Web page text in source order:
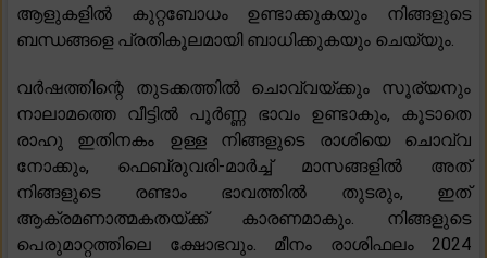
ആളുകളിൽ കുറ്റബോധം ഉണ്ടാക്കുകയും നിങ്ങളുടെ
ബന്ധങ്ങളെ പ്രതികൂലമായി ബാധിക്കുകയും ചെയ്യും.
വർഷത്തിന്റെ തുടക്കത്തിൽ ചൊവ്വയ്ക്കും സൂര്യനും
നാലാമത്തെ വീട്ടിൽ പൂർണ്ണ ഭാവം ഉണ്ടാകും, കൂടാതെ
രാഹു ഇതിനകം ഉള്ള നിങ്ങളുടെ രാശിയെ ചൊവ്വ
നോക്കും, ഫെബ്രുവരി-മാർച്ച് മാസങ്ങളിൽ അത്
നിങ്ങളുടെ രണ്ടാം ഭാവത്തിൽ തുടരും, ഇത്
ആക്രമണാത്മകതയ്ക്ക് കാരണമാകും. നിങ്ങളുടെ
പെരുമാറ്റത്തിലെ ക്ഷോഭവും. മീനം രാശിഫലം 2024